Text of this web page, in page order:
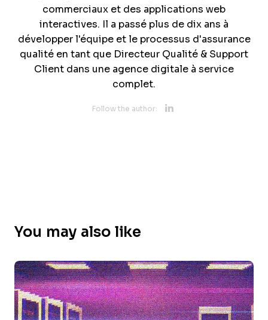
commerciaux et des applications web
interactives. Il a passé plus de dix ans à
développer l'équipe et le processus d'assurance
qualité en tant que Directeur Qualité & Support
Client dans une agence digitale à service
complet.
Follow the author:
You may also like